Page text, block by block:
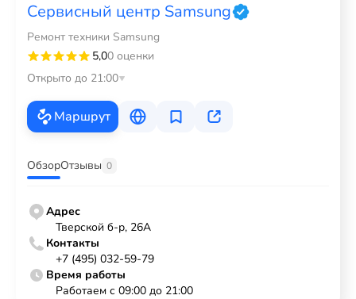
Сервисный центр Samsung
Ремонт техники Samsung
5,00 оценки
Открыто до 21:00
Маршрут
ОбзорОтзывы 0
Адрес
Тверской б-р, 26А
Контакты
+7 (495) 032-59-79
Время работы
Работаем с 09:00 до 21:00